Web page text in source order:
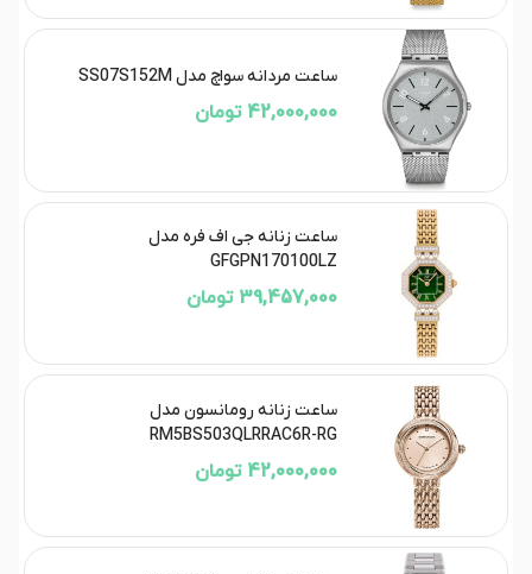
ساعت مردانه سواچ مدل SS07S152M
42,000,000 تومان
ساعت زنانه جی اف فره مدل
GFGPN170100LZ
39,457,000 تومان
ساعت زنانه رومانسون مدل
RM5BS503QLRRAC6R-RG
42,000,000 تومان